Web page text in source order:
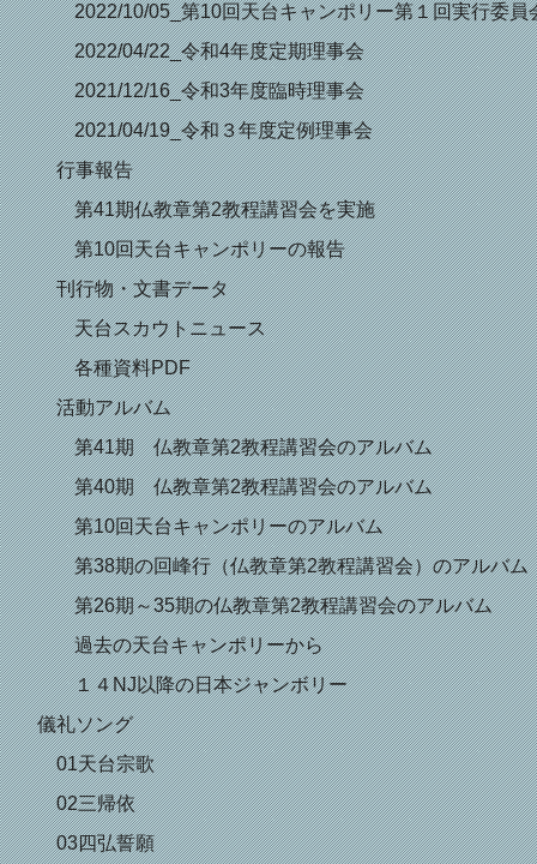
2022/10/05_第10回天台キャンポリー第１回実行委員
2022/04/22_令和4年度定期理事会
2021/12/16_令和3年度臨時理事会
2021/04/19_令和３年度定例理事会
行事報告
第41期仏教章第2教程講習会を実施
第10回天台キャンポリーの報告
刊行物・文書データ
天台スカウトニュース
各種資料PDF
活動アルバム
第41期 仏教章第2教程講習会のアルバム
第40期 仏教章第2教程講習会のアルバム
第10回天台キャンポリーのアルバム
第38期の回峰行（仏教章第2教程講習会）のアルバム
第26期～35期の仏教章第2教程講習会のアルバム
過去の天台キャンポリーから
１４NJ以降の日本ジャンボリー
儀礼ソング
01天台宗歌
02三帰依
03四弘誓願